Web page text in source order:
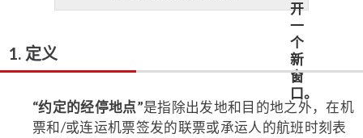
1. 定义
“约定的经停地点”是指除出发地和目的地之外，在机
票和/或连运机票签发的联票或承运人的航班时刻表